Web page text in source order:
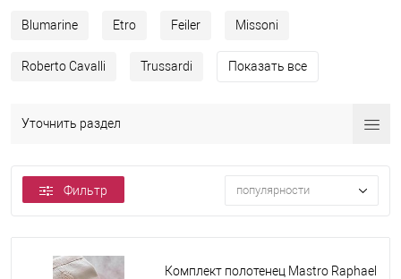
Blumarine Etro Feiler Missoni
Roberto Cavalli Trussardi Показать все
Уточнить раздел
Фильтр популярности
Комплект полотенец Mastro Raphael